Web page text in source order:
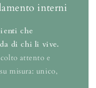
interni
che
di chi li vive.
attento e
misura: unico,